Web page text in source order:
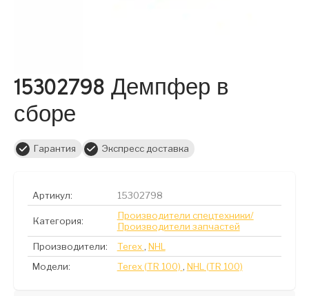
15302798 Демпфер в
сборе
Гарантия Экспресс доставка
Артикул: 15302798
Категория:
Производители спецтехники/
Производители запчастей
Производители:
Terex , NHL
Модели:
Terex (TR 100) , NHL (TR 100)